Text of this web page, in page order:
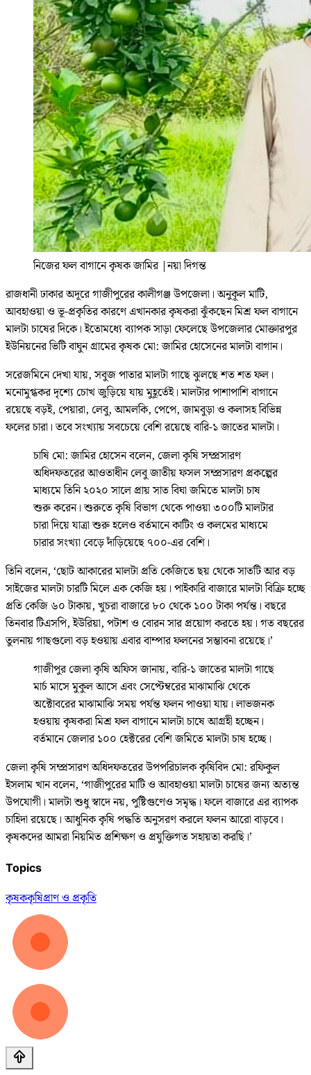
নিজের ফল বাগানে কৃষক জামির |নয়া দিগন্ত
রাজধানী ঢাকার অদূরে গাজীপুরের কালীগঞ্জ উপজেলা। অনুকূল মাটি,
আবহাওয়া ও ভূ-প্রকৃতির কারণে এখানকার কৃষকরা ঝুঁকছেন মিশ্র ফল বাগানে
মালটা চাষের দিকে। ইতোমধ্যে ব্যাপক সাড়া ফেলেছে উপজেলার মোক্তারপুর
ইউনিয়নের ভিটি বাঘুন গ্রামের কৃষক মো: জামির হোসেনের মালটা বাগান।
সরেজমিনে দেখা যায়, সবুজ পাতার মালটা গাছে ঝুলছে শত শত ফল।
মনোমুগ্ধকর দৃশ্যে চোখ জুড়িয়ে যায় মুহূর্তেই। মালটার পাশাপাশি বাগানে
রয়েছে বড়ই, পেয়ারা, লেবু, আমলকি, পেপে, জামবুড়া ও কলাসহ বিভিন্ন
ফলের চারা। তবে সংখ্যায় সবচেয়ে বেশি রয়েছে বারি-১ জাতের মালটা।
চাষি মো: জামির হোসেন বলেন, জেলা কৃষি সম্প্রসারণ
অধিদফতরের আওতাধীন লেবু জাতীয় ফসল সম্প্রসারণ প্রকল্পের
মাধ্যমে তিনি ২০২০ সালে প্রায় সাত বিঘা জমিতে মালটা চাষ
শুরু করেন। শুরুতে কৃষি বিভাগ থেকে পাওয়া ৩০০টি মালটার
চারা দিয়ে যাত্রা শুরু হলেও বর্তমানে কাটিং ও কলমের মাধ্যমে
চারার সংখ্যা বেড়ে দাঁড়িয়েছে ৭০০-এর বেশি।
তিনি বলেন, ‘ছোট আকারের মালটা প্রতি কেজিতে ছয় থেকে সাতটি আর বড়
সাইজের মালটা চারটি মিলে এক কেজি হয়। পাইকারি বাজারে মালটা বিক্রি হচ্ছে
প্রতি কেজি ৬০ টাকায়, খুচরা বাজারে ৮০ থেকে ১০০ টাকা পর্যন্ত। বছরে
তিনবার টিএসপি, ইউরিয়া, পটাশ ও বোরন সার প্রয়োগ করতে হয়। গত বছরের
তুলনায় গাছগুলো বড় হওয়ায় এবার বাম্পার ফলনের সম্ভাবনা রয়েছে।’
গাজীপুর জেলা কৃষি অফিস জানায়, বারি-১ জাতের মালটা গাছে
মার্চ মাসে মুকুল আসে এবং সেপ্টেম্বরের মাঝামাঝি থেকে
অক্টোবরের মাঝামাঝি সময় পর্যন্ত ফলন পাওয়া যায়। লাভজনক
হওয়ায় কৃষকরা মিশ্র ফল বাগানে মালটা চাষে আগ্রহী হচ্ছেন।
বর্তমানে জেলার ১০০ হেক্টরের বেশি জমিতে মালটা চাষ হচ্ছে।
জেলা কৃষি সম্প্রসারণ অধিদফতরের উপপরিচালক কৃষিবিদ মো: রফিকুল
ইসলাম খান বলেন, ‘গাজীপুরের মাটি ও আবহাওয়া মালটা চাষের জন্য অত্যন্ত
উপযোগী। মালটা শুধু স্বাদে নয়, পুষ্টিগুণেও সমৃদ্ধ। ফলে বাজারে এর ব্যাপক
চাহিদা রয়েছে। আধুনিক কৃষি পদ্ধতি অনুসরণ করলে ফলন আরো বাড়বে।
কৃষকদের আমরা নিয়মিত প্রশিক্ষণ ও প্রযুক্তিগত সহায়তা করছি।’
Topics
কৃষককৃষিপ্রাণ ও প্রকৃতি